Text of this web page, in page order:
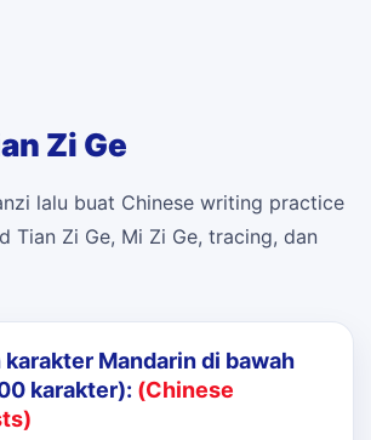
Zi Ge
lalu buat Chinese writing practice
Tian Zi Ge, Mi Zi Ge, tracing, dan
karakter Mandarin di bawah
karakter): (Chinese